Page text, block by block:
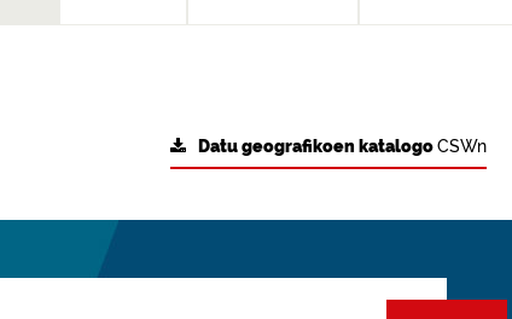
Datu geografikoen katalogoCSWn